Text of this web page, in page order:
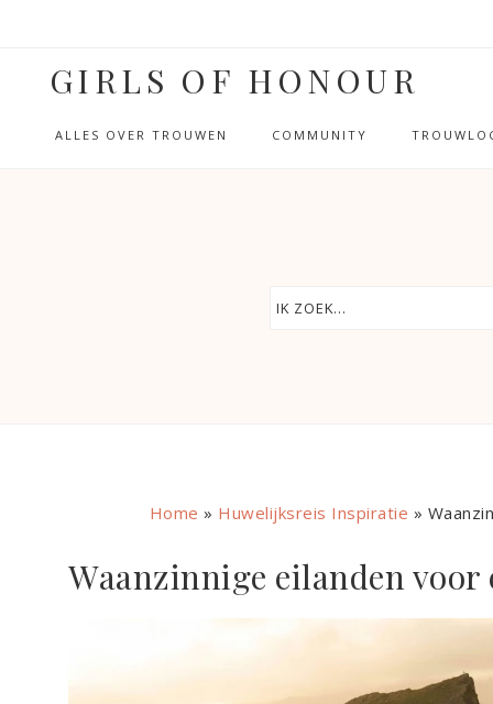
GIRLS OF HONOUR
ALLES OVER TROUWEN COMMUNITY
Home » Huwelijksreis Inspiratie »
Waanzinnige eilanden